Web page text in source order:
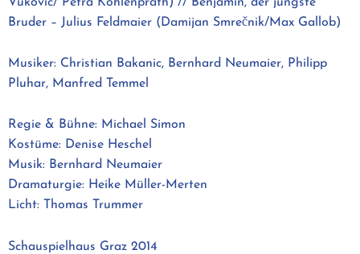
Bruder – Julius Feldmaier (Damijan Smrečnik/Max Gallob)
Musiker: Christian Bakanic, Bernhard Neumaier, Philipp
Pluhar, Manfred Temmel
Regie & Bühne: Michael Simon
Kostüme: Denise Heschel
Musik: Bernhard Neumaier
Dramaturgie: Heike Müller-Merten
Licht: Thomas Trummer
Schauspielhaus Graz 2014